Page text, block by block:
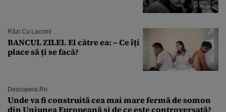
Râzi Cu Lacrimi
BANCUL ZILEI. El către ea: – Ce îți
place să ți se facă?
Descopera.ro
Unde va fi construită cea mai mare fermă de somon
din Uniunea Europeană și de ce este controversată?